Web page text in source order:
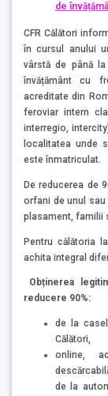
de
CFR Călători
în cursul anului
vârstă de până
învățământ cu
acreditate din
feroviar intern
interregio,
localitatea unde
este înmatriculat.
De reducerea de
orfani de unul sau
plasament, familii
Pentru călătoria
achita integral
Obținerea
reducere 90%:
de la
Călători,
online,
de la